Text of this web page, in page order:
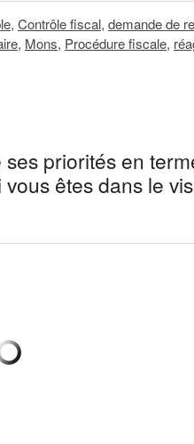
, Contrôle fiscal, demande de
, Mons, Procédure fiscale,
priorités en
êtes dans le